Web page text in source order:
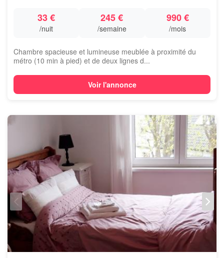
33 €
/nuit
245 €
/semaine
990 €
/mois
Chambre spacieuse et lumineuse meublée à proximité du
métro (10 min à pied) et de deux lignes d...
Voir l'annonce